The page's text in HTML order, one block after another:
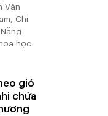
Văn
Chi
học
gió
chứa